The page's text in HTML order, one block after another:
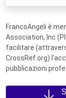
FrancoAngeli è
Association, Inc
facilitare
CrossRef.org)
pubblicazioni